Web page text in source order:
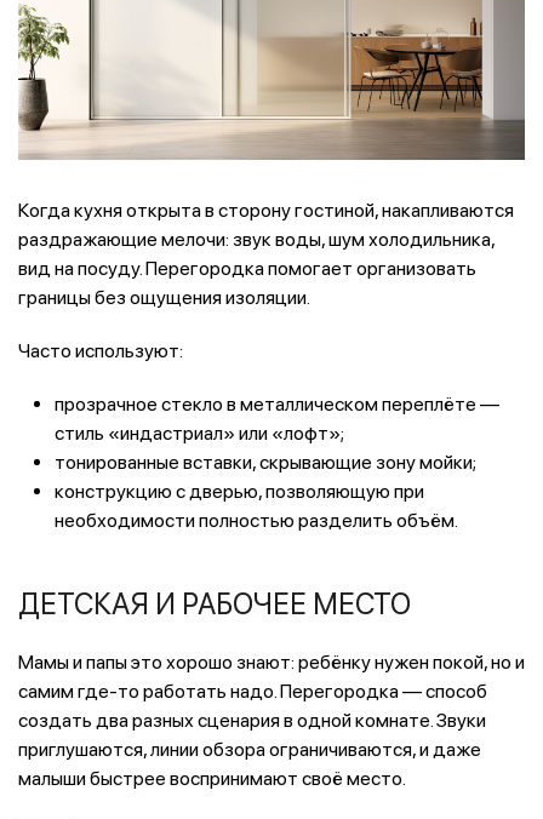
Когда кухня открыта в сторону гостиной, накапливаются
раздражающие мелочи: звук воды, шум холодильника,
вид на посуду. Перегородка помогает организовать
границы без ощущения изоляции.
Часто используют:
прозрачное стекло в металлическом переплёте —
стиль «индастриал» или «лофт»;
тонированные вставки, скрывающие зону мойки;
конструкцию с дверью, позволяющую при
необходимости полностью разделить объём.
ДЕТСКАЯ И РАБОЧЕЕ МЕСТО
Мамы и папы это хорошо знают: ребёнку нужен покой, но и
самим где-то работать надо. Перегородка — способ
создать два разных сценария в одной комнате. Звуки
приглушаются, линии обзора ограничиваются, и даже
малыши быстрее воспринимают своё место.